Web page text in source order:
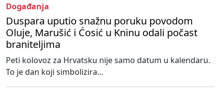
Događanja
Duspara uputio snažnu poruku povodom
Oluje, Marušić i Ćosić u Kninu odali počast
braniteljima
Peti kolovoz za Hrvatsku nije samo datum u kalendaru.
To je dan koji simbolizira...